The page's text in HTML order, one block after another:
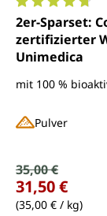
2er-Sparset:
zertifizierter
Unimedica
mit 100 %
Pulver
Verkaufspreis:
Regulärer Preis:
35,00 €
31,50 €
(35,00 € / kg)